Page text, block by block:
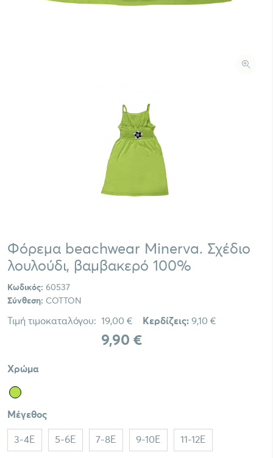
Φόρεμα beachwear Minerva. Σχέδιο
λουλούδι, βαμβακερό 100%
Κωδικός: 60537
Σύνθεση: COTTON
Τιμή τιμοκαταλόγου: 19,00 €
9,90 €
Κερδίζεις: 9,10 €
Χρώμα
Μέγεθος
3-4E 5-6E 7-8E 9-10E 11-12E